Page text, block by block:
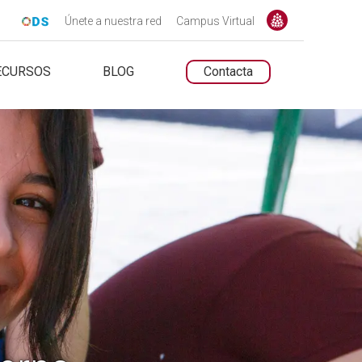
Únete a nuestra red Campus Virtual
BLOG Contacta